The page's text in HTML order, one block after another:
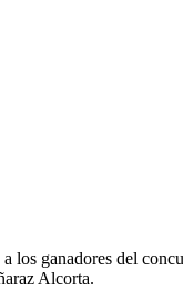
los ganadores del
Alcorta.